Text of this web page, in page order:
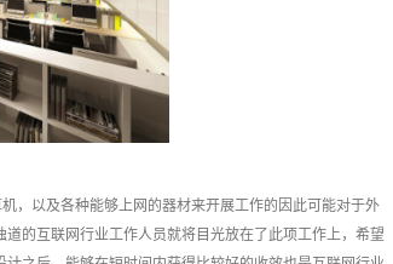
，以及各种能够上网的器材来开展工作的因此可能对于外
的互联网行业工作人员就将目光放在了此项工作上，希望